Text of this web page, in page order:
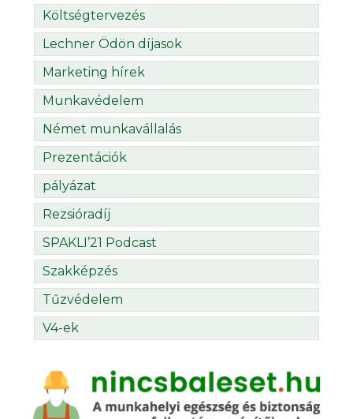
Költségtervezés
Lechner Ödön díjasok
Marketing hírek
Munkavédelem
Német munkavállalás
Prezentációk
pályázat
Rezsióradíj
SPAKLI’21 Podcast
Szakképzés
Tűzvédelem
V4-ek